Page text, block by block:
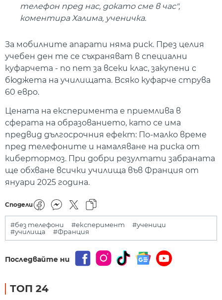
телефон пред нас, докато сме в час",
коментира Халима, ученичка.
За мобилните апарати няма риск. През целия
учебен ден те се съхраняват в специални
куфарчета - по пет за всеки клас, закупени с
бюджета на училищата. Всяко куфарче струва
60 евро.
Цената на експеримента е приемлива в
сферата на образованието, като се има
предвид дългосрочния ефект: По-малко време
пред телефоните и намаляване на риска от
кибертормоз. При добри резултати забраната
ще обхване всички училища във Франция от
януари 2025 година.
Сподели
#без телефони #експеримент
#ученици
#училища
#Франция
Последвайте ни
ТОП 24